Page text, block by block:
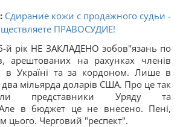
Сдирание кожи с продажного судьи -
ПРАВОСУДИЕ!
й рік НЕ ЗАКЛАДЕНО зобов"язань по
арештованих на рахунках членів
в Україні та за кордоном. Лише в
мільярда доларів США. Про це так
представники Уряду та
Але в бюджет це не внесено. Пені,
цього. Черговий "респект".